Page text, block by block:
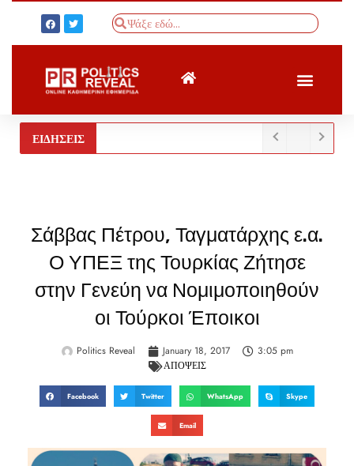
ΕΙΔΗΣΕΙΣ
Σάββας Πέτρου, Ταγματάρχης ε.α.
Ο ΥΠΕΞ της Τουρκίας Ζήτησε
στην Γενεύη να Νομιμοποιηθούν
οι Τούρκοι Έποικοι
Politics Reveal January 18, 2017
3:05 pm
ΑΠΟΨΕΙΣ
Facebook Twitter WhatsApp Skype
Email